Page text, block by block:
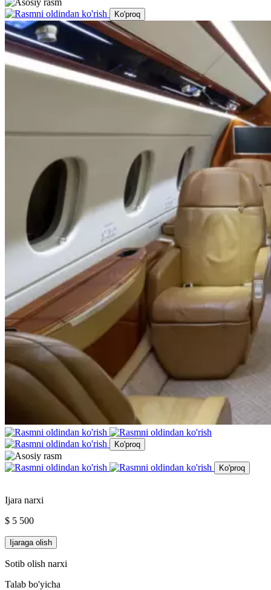
Ko'proq
Ko'proq
Ko'proq
Ijara narxi
$ 5 500
Ijaraga olish
Sotib olish narxi
Talab bo'yicha